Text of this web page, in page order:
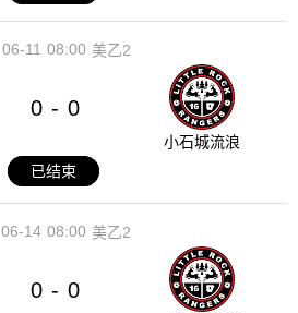
08:00
06-11 美乙2
0 - 0
小石城流浪
已结束
08:00
06-14 美乙2
0 - 0